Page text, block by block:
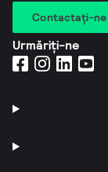
Contactaţi-ne
Urmăriți-ne